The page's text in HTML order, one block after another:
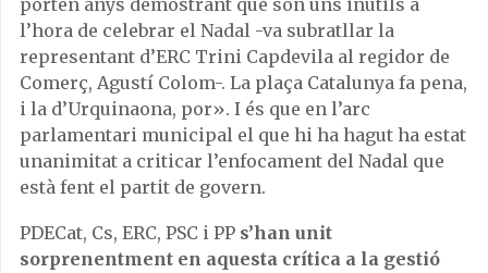
porten anys demostrant que són uns inútils a
l’hora de celebrar el Nadal -va subratllar la
representant d’ERC Trini Capdevila al regidor de
Comerç, Agustí Colom-. La plaça Catalunya fa pena,
i la d’Urquinaona, por». I és que en l’arc
parlamentari municipal el que hi ha hagut ha estat
unanimitat a criticar l’enfocament del Nadal que
està fent el partit de govern.
PDECat, Cs, ERC, PSC i PP s’han unit
sorprenentment en aquesta crítica a la gestió